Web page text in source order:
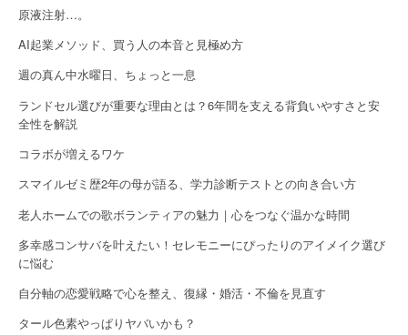
g
a
t
i
o
n
原液注射…。
AI起業メソッド、買う人の本音と見極め方
週の真ん中水曜日、ちょっと一息
ランドセル選びが重要な理由とは？6年間を支える背負いやすさと安
全性を解説
コラボが増えるワケ
スマイルゼミ歴2年の母が語る、学力診断テストとの向き合い方
老人ホームでの歌ボランティアの魅力｜心をつなぐ温かな時間
多幸感コンサバを叶えたい！セレモニーにぴったりのアイメイク選び
に悩む
自分軸の恋愛戦略で心を整え、復縁・婚活・不倫を見直す
タール色素やっぱりヤバいかも？